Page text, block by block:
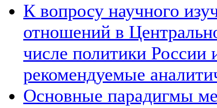
К вопросу научного
отношений в
числе политики России
рекомендуемые
Основные парадигмы